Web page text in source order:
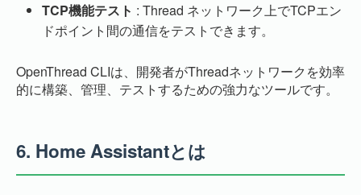
TCP機能テスト : Thread ネットワーク上でTCPエン
ドポイント間の通信をテストできます。
OpenThread CLIは、開発者がThreadネットワークを効率
的に構築、管理、テストするための強力なツールです。
6. Home Assistantとは